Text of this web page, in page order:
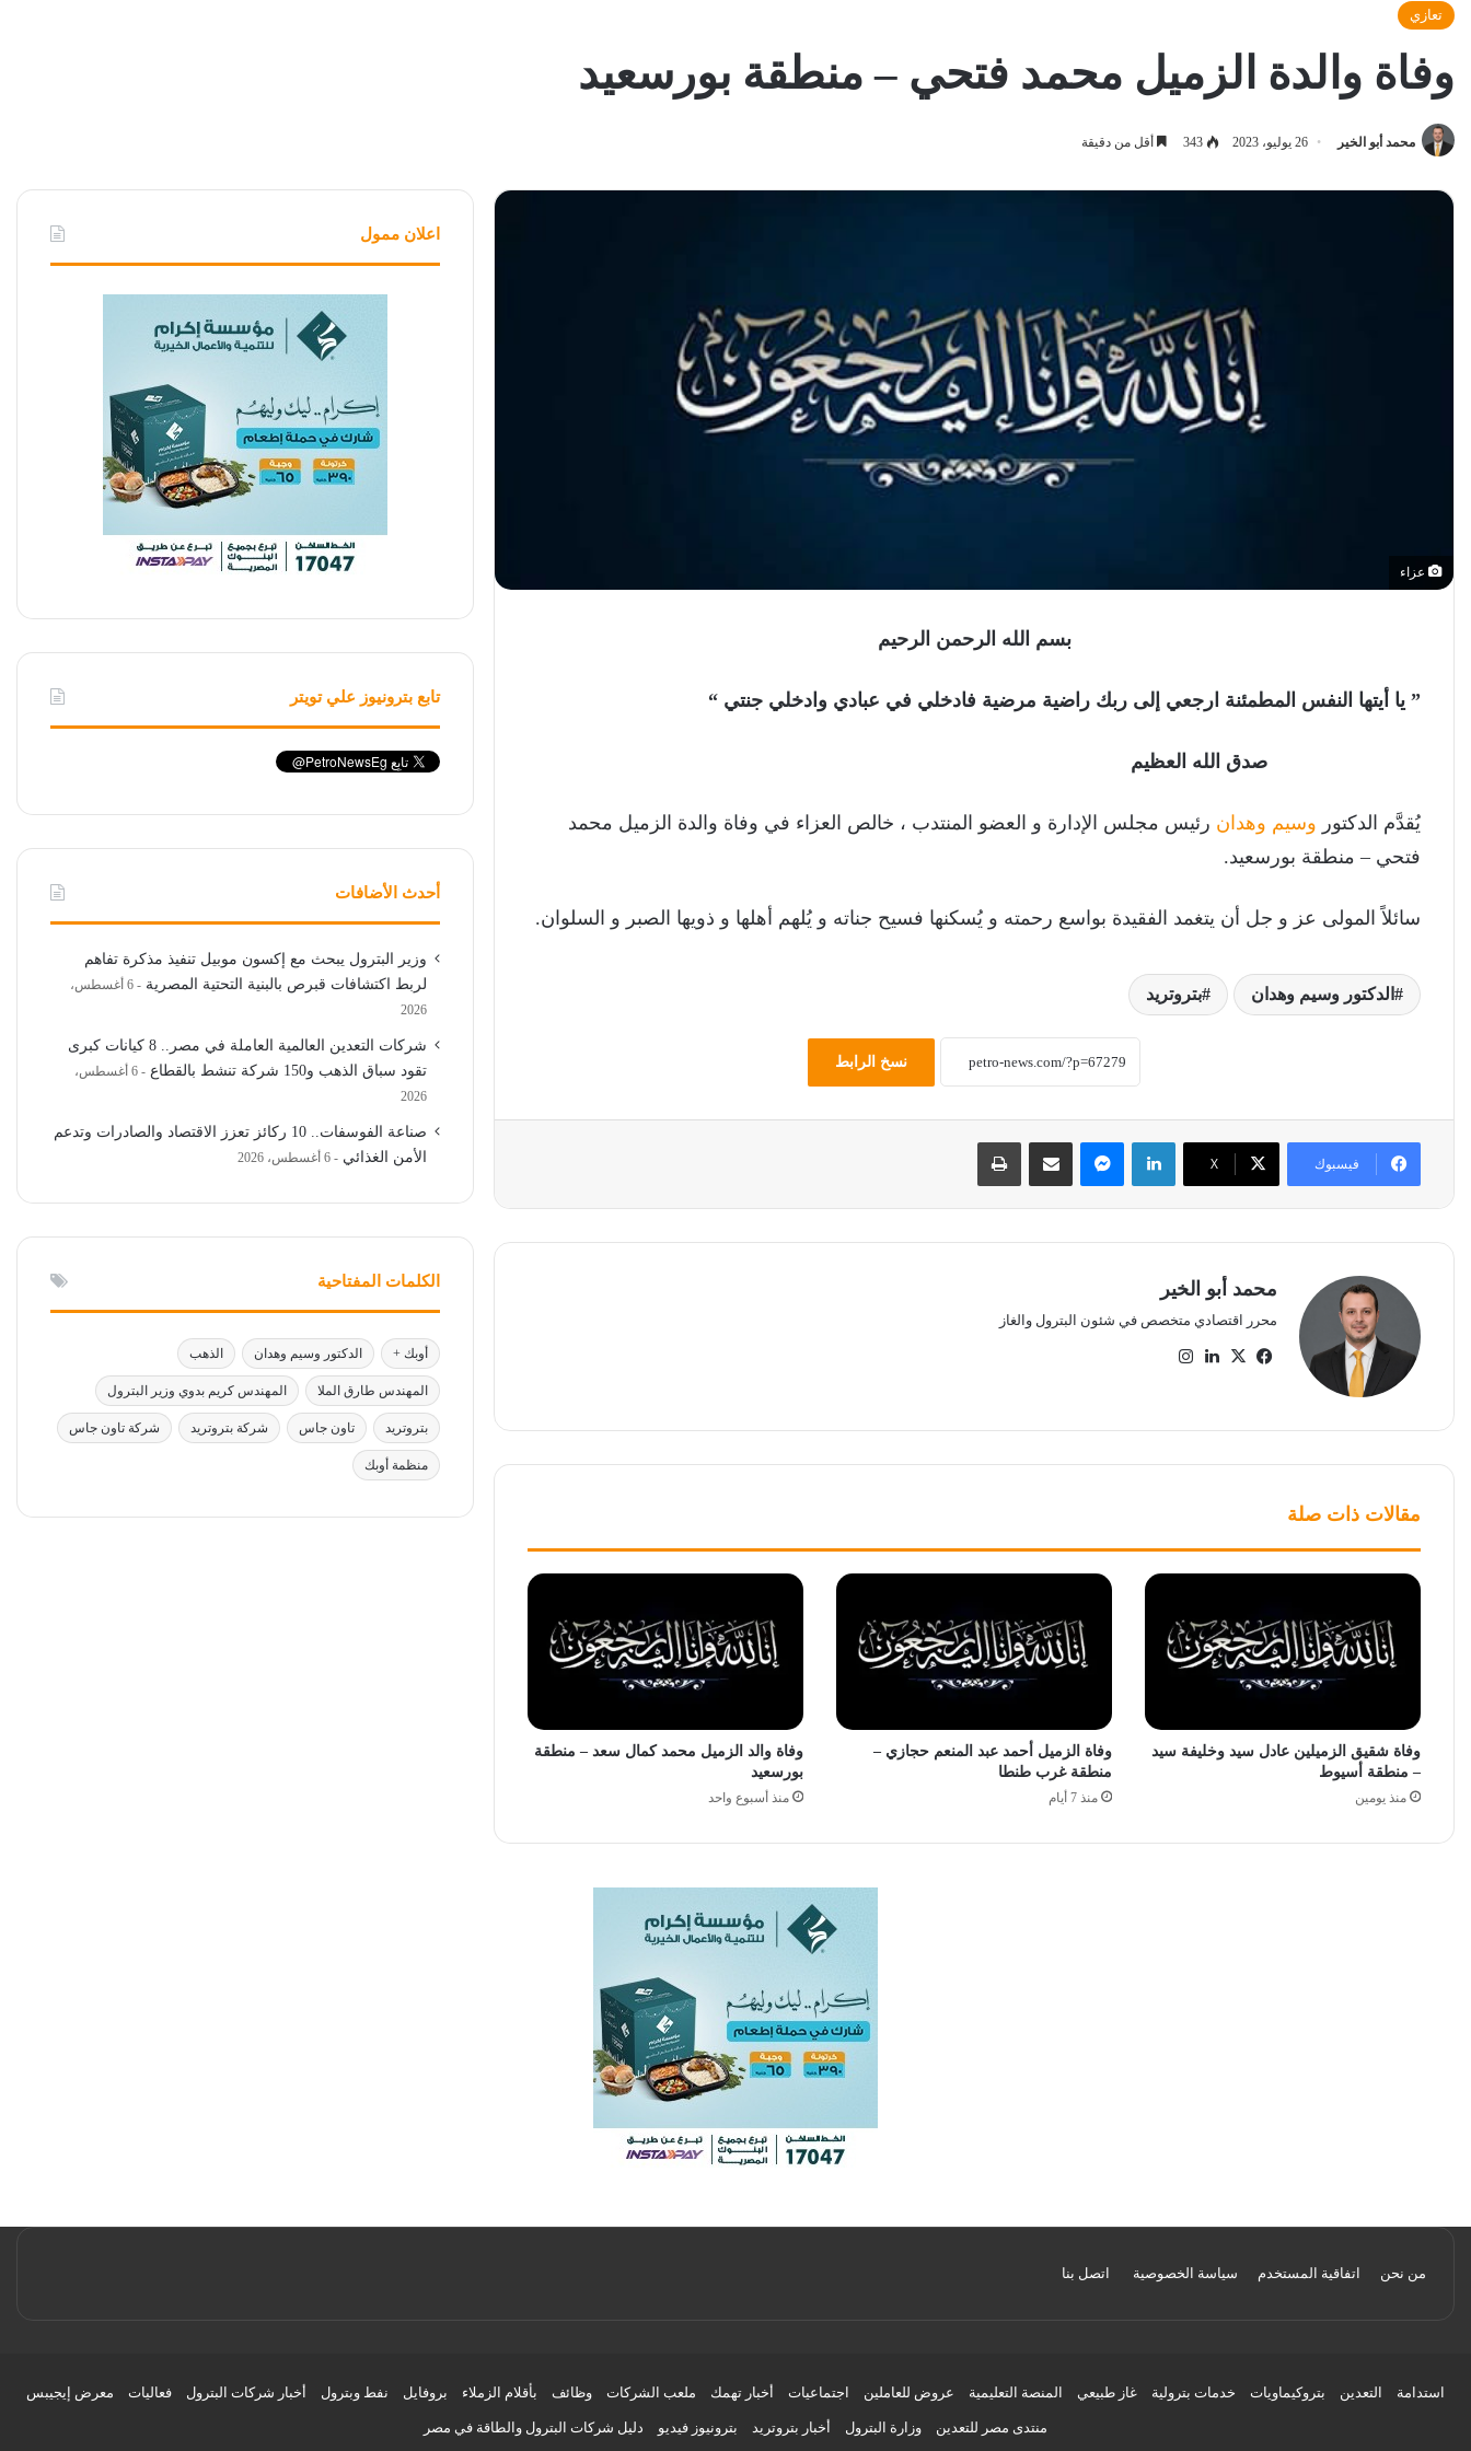
تعازي
وفاة والدة الزميل محمد فتحي – منطقة بورسعيد
محمد أبو الخير 26 يوليو، 2023 343 أقل من دقيقة
عزاء
بسم الله الرحمن الرحيم
” يا أيتها النفس المطمئنة ارجعي إلى ربك راضية مرضية فادخلي في عبادي وادخلي جنتي “
صدق الله العظيم
يُقدَّم الدكتور وسيم وهدان رئيس مجلس الإدارة و العضو المنتدب ، خالص العزاء في وفاة والدة الزميل محمد
فتحي – منطقة بورسعيد.
سائلاً المولى عز و جل أن يتغمد الفقيدة بواسع رحمته و يُسكنها فسيح جناته و يُلهم أهلها و ذويها الصبر و السلوان.
الدكتور وسيم وهدان بتروتريد
نسخ الرابط
فيسبوك ‫X
لينكدإن ماسنجر مشاركة عبر البريد طباعة
محمد أبو الخير
محرر اقتصادي متخصص في شئون البترول والغاز
فيسبوك
‫X لينكدإن
مقالات ذات صلة
وفاة شقيق الزميلين عادل سيد وخليفة سيد
– منطقة أسيوط
منذ يومين
وفاة الزميل أحمد عبد المنعم حجازي –
منطقة غرب طنطا
منذ 7 أيام
وفاة والد الزميل محمد كمال سعد – منطقة
بورسعيد
منذ أسبوع واحد
اعلان ممول
تابع بترونيوز علي تويتر
أحدث الأضافات
وزير البترول يبحث مع إكسون موبيل تنفيذ مذكرة تفاهم
لربط اكتشافات قبرص بالبنية التحتية المصرية
6 أغسطس،
2026
شركات التعدين العالمية العاملة في مصر.. 8 كيانات كبرى
تقود سباق الذهب و150 شركة تنشط بالقطاع
6 أغسطس،
2026
صناعة الفوسفات.. 10 ركائز تعزز الاقتصاد والصادرات وتدعم
الأمن الغذائي
6 أغسطس، 2026
الكلمات المفتاحية
أوبك + الدكتور وسيم وهدان الذهب
المهندس طارق الملا المهندس كريم بدوي وزير البترول
بتروتريد تاون جاس شركة بتروتريد شركة تاون جاس
منظمة أوبك
من نحن اتفاقية المستخدم سياسة الخصوصية اتصل بنا
استدامة التعدين بتروكيماويات خدمات بترولية غاز طبيعي المنصة التعليمية عروض للعاملين اجتماعيات أخبار تهمك ملعب الشركات وظائف بأقلام الزملاء بروفايل نفط وبترول أخبار شركات البترول فعاليات معرض إيجيبس
منتدى مصر للتعدين وزارة البترول أخبار بتروتريد بترونيوز فيديو دليل شركات البترول والطاقة في مصر